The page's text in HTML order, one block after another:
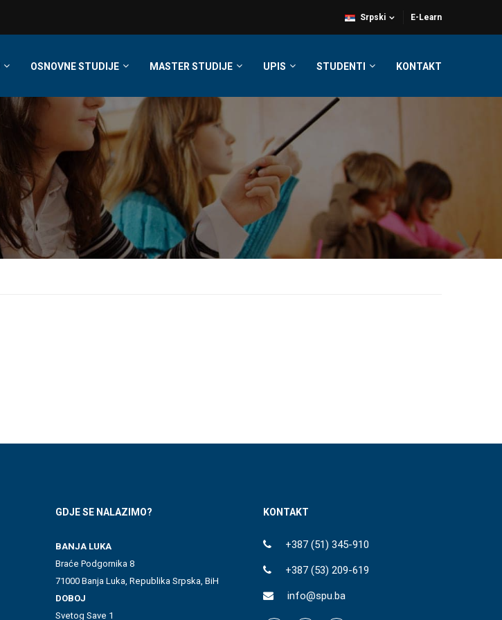
E-Learn
Srpski
OSNOVNE STUDIJE MASTER STUDIJE UPIS STUDENTI KONTAKT
GDJE SE NALAZIMO?
BANJA LUKA
Braće Podgornika 8
71000 Banja Luka, Republika Srpska, BiH
DOBOJ
Svetog Save 1
KONTAKT
+387 (51) 345-910
+387 (53) 209-619
info@spu.ba